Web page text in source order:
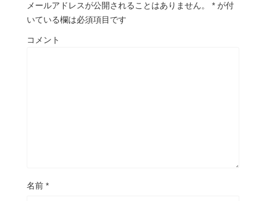
メールアドレスが公開されることはありません。 * が付
いている欄は必須項目です
コメント
名前 *